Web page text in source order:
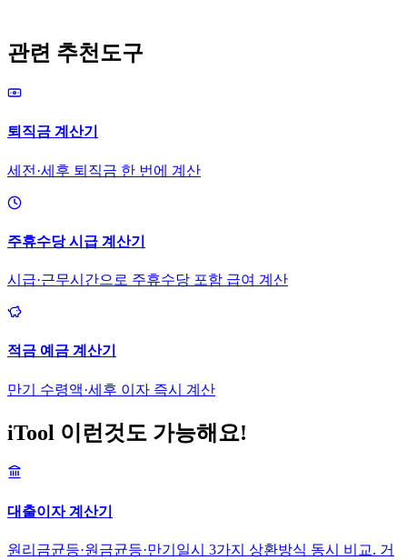
관련 추천도구
퇴직금 계산기
세전·세후 퇴직금 한 번에 계산
주휴수당 시급 계산기
시급·근무시간으로 주휴수당 포함 급여 계산
적금 예금 계산기
만기 수령액·세후 이자 즉시 계산
iTool 이런것도 가능해요!
대출이자 계산기
원리금균등·원금균등·만기일시 3가지 상환방식 동시 비교. 거